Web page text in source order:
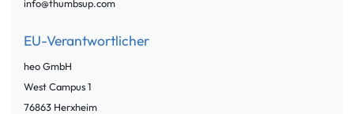
info@thumbsup.com
EU-Verantwortlicher
heo GmbH
West Campus1
76863 Herxheim